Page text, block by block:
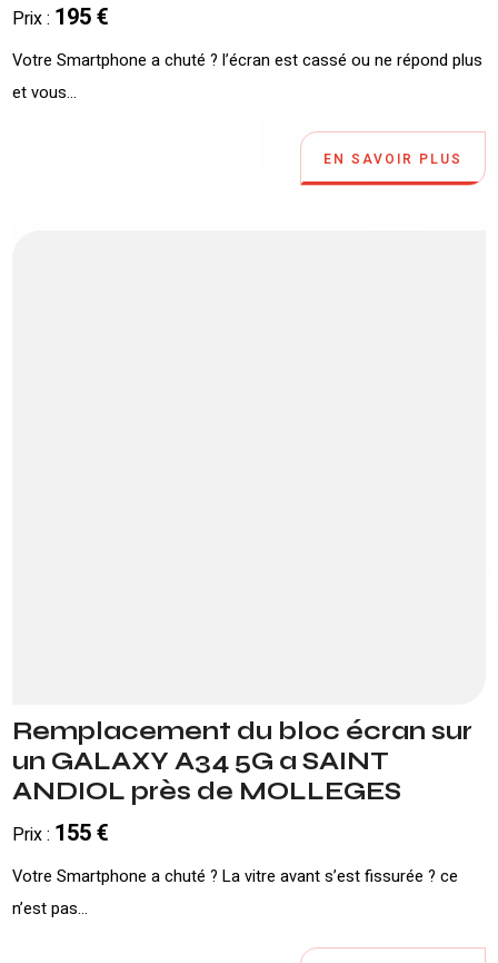
Prix : 195 €
Votre Smartphone a chuté ? l’écran est cassé ou ne répond plus
et vous...
EN SAVOIR PLUS
Remplacement du bloc écran sur
un GALAXY A34 5G a SAINT
ANDIOL près de MOLLEGES
Prix : 155 €
Votre Smartphone a chuté ? La vitre avant s’est fissurée ? ce
n’est pas...